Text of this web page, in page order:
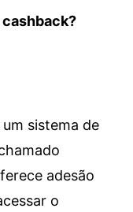
sistema de
adesão
o